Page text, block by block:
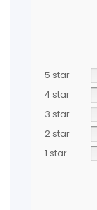
5 star
4 star
3 star
2 star
1 star